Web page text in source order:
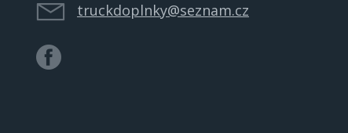
truckdoplnky@seznam.cz